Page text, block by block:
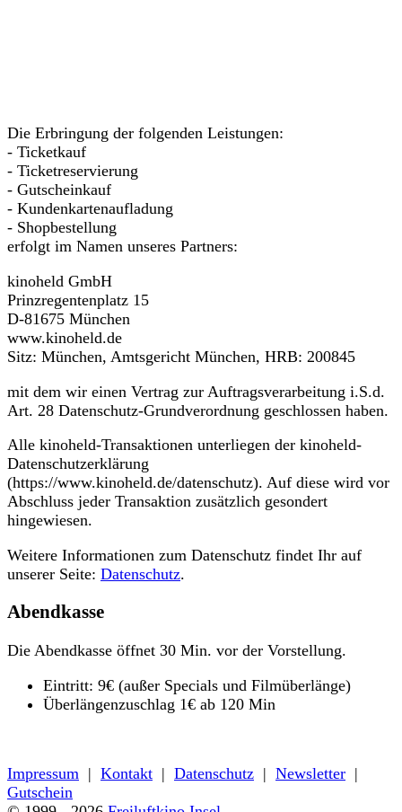
Die Erbringung der folgenden Leistungen:
- Ticketkauf
- Ticketreservierung
- Gutscheinkauf
- Kundenkartenaufladung
- Shopbestellung
erfolgt im Namen unseres Partners:
kinoheld GmbH
Prinzregentenplatz 15
D-81675 München
www.kinoheld.de
Sitz: München, Amtsgericht München, HRB: 200845
mit dem wir einen Vertrag zur Auftragsverarbeitung i.S.d.
Art. 28 Datenschutz-Grundverordnung geschlossen haben.
Alle kinoheld-Transaktionen unterliegen der kinoheld-
Datenschutzerklärung
(https://www.kinoheld.de/datenschutz). Auf diese wird vor
Abschluss jeder Transaktion zusätzlich gesondert
hingewiesen.
Weitere Informationen zum Datenschutz findet Ihr auf
unserer Seite: Datenschutz.
Abendkasse
Die Abendkasse öffnet 30 Min. vor der Vorstellung.
Eintritt: 9€ (außer Specials und Filmüberlänge)
Überlängenzuschlag 1€ ab 120 Min
Impressum | Kontakt | Datenschutz | Newsletter |
Gutschein